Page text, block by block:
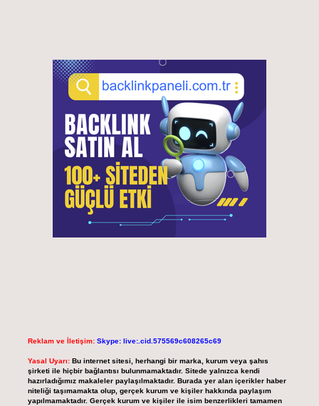
Reklam ve İletişim: Skype: live:.cid.575569c608265c69
Yasal Uyarı: Bu internet sitesi, herhangi bir marka, kurum veya şahıs
şirketi ile hiçbir bağlantısı bulunmamaktadır. Sitede yalnızca kendi
hazırladığımız makaleler paylaşılmaktadır. Burada yer alan içerikler haber
niteliği taşımamakta olup, gerçek kurum ve kişiler hakkında paylaşım
yapılmamaktadır. Gerçek kurum ve kişiler ile isim benzerlikleri tamamen